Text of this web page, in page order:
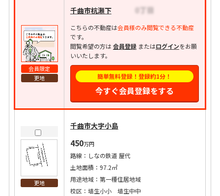
会員限定
更地
千曲市杭瀬下
こちらの不動産は会員様のみ閲覧できる不動産
です。
閲覧希望の方は会員登録またはログインをお願
いいたします。
簡単無料登録！登録約1分！
今すぐ会員登録をする
更地
千曲市大字小島
450万円
路線：しなの鉄道 屋代
土地面積：97.2㎡
用途地域：第一種住居地域
校区：埴生小小 埴生中中